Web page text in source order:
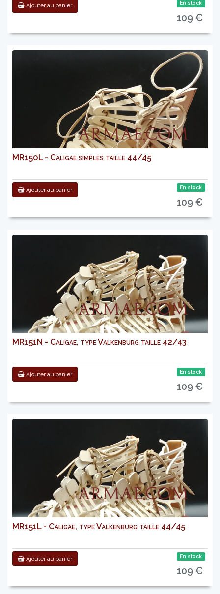
Ajouter au panier En stock
109 €
MR150L - Caligae simples taille 44/45
Ajouter au panier En stock
109 €
MR151N - Caligae, type Valkenburg taille 42/43
Ajouter au panier En stock
109 €
MR151L - Caligae, type Valkenburg taille 44/45
Ajouter au panier En stock
109 €